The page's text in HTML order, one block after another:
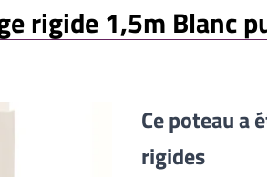
rigide 1,5m Blanc
Ce poteau a
rigides